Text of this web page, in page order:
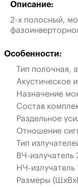
Описание:
2-х полосный,
Особенности:
Тип полочная,
Акустическое
Назначение
Состав
Раздельное
Отношение
Тип
ВЧ-излучатель
НЧ-излучатель
Размеры